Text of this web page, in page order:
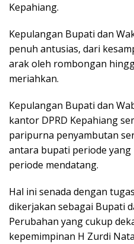
Kepahiang.
Kepulangan Bupati dan
penuh antusias, dari
arak oleh rombongan
meriahkan.
Kepulangan Bupati dan
kantor DPRD Kepahiang
paripurna penyambutan
antara bupati periode
periode mendatang.
Hal ini senada dengan
dikerjakan sebagai Bupati
Perubahan yang cukup
kepemimpinan H Zurdi